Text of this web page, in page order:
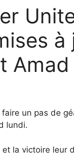
un pas de
lundi.
la victoire leur